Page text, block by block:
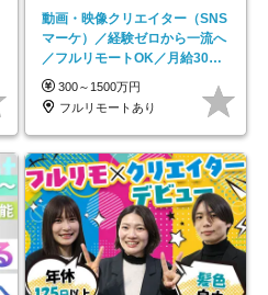
動画・映像クリエイター（SNS
マーケ）／経験ゼロから一流へ
／フルリモートOK／月給30万
円～／年休130日以上
300～1500万円
フルリモートあり